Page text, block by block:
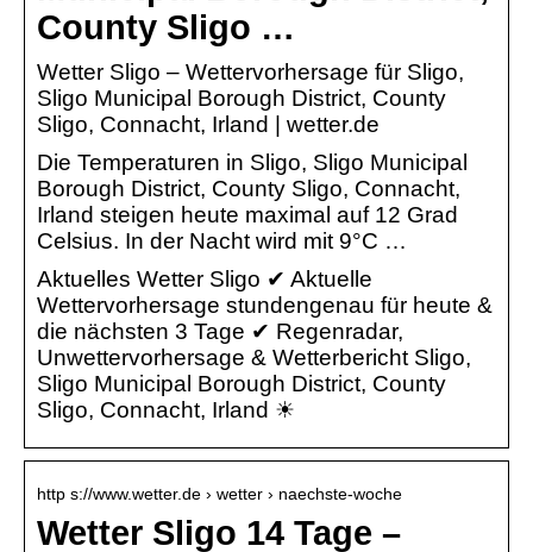
County Sligo …
Wetter Sligo – Wettervorhersage für Sligo,
Sligo Municipal Borough District, County
Sligo, Connacht, Irland | wetter.de
Die Temperaturen in Sligo, Sligo Municipal
Borough District, County Sligo, Connacht,
Irland steigen heute maximal auf 12 Grad
Celsius. In der Nacht wird mit 9°C …
Aktuelles Wetter Sligo ✔ Aktuelle
Wettervorhersage stundengenau für heute &
die nächsten 3 Tage ✔ Regenradar,
Unwettervorhersage & Wetterbericht Sligo,
Sligo Municipal Borough District, County
Sligo, Connacht, Irland ☀
http s://www.wetter.de › wetter › naechste-woche
Wetter Sligo 14 Tage –